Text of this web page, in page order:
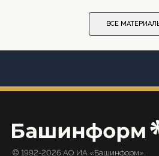
ВСЕ
© 1992-2026 АО ИА «Башинформ».